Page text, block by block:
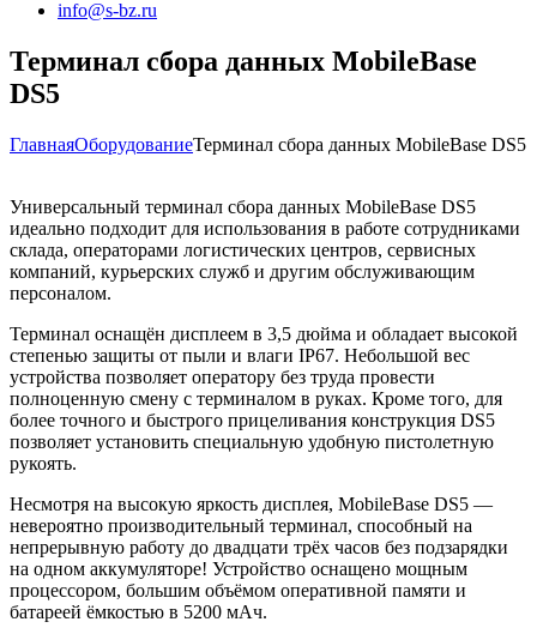
info@s-bz.ru
Терминал сбора данных MobileBase
DS5
ГлавнаяОборудованиеТерминал сбора данных MobileBase DS5
Универсальный терминал сбора данных MobileBase DS5
идеально подходит для использования в работе сотрудниками
склада, операторами логистических центров, сервисных
компаний, курьерских служб и другим обслуживающим
персоналом.
Терминал оснащён дисплеем в 3,5 дюйма и обладает высокой
степенью защиты от пыли и влаги IP67. Небольшой вес
устройства позволяет оператору без труда провести
полноценную смену с терминалом в руках. Кроме того, для
более точного и быстрого прицеливания конструкция DS5
позволяет установить специальную удобную пистолетную
рукоять.
Несмотря на высокую яркость дисплея, MobileBase DS5 —
невероятно производительный терминал, способный на
непрерывную работу до двадцати трёх часов без подзарядки
на одном аккумуляторе! Устройство оснащено мощным
процессором, большим объёмом оперативной памяти и
батареей ёмкостью в 5200 мАч.